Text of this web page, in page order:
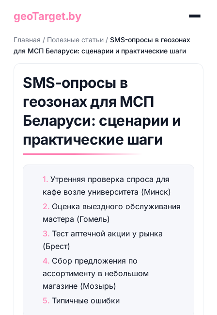
geoTarget.by
Главная / Полезные статьи/ SMS-опросы в геозонах
для МСП Беларуси: сценарии и практические шаги
SMS-опросы в
геозонах для МСП
Беларуси: сценарии и
практические шаги
Утренняя проверка спроса для
кафе возле университета (Минск)
Оценка выездного обслуживания
мастера (Гомель)
Тест аптечной акции у рынка
(Брест)
Сбор предложения по
ассортименту в небольшом
магазине (Мозырь)
Типичные ошибки